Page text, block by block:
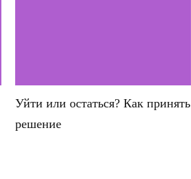
Уйти или остаться? Как принять
решение